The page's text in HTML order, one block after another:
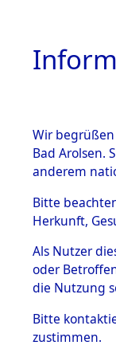
BESTÄNDE
mente
1.2.9
1.2.9.1
Wir
Bad Arolsen.
anderem
Bitte
Herkunft,
Als Nutzer
oder
die Nutzung
Bitte
zustimmen.